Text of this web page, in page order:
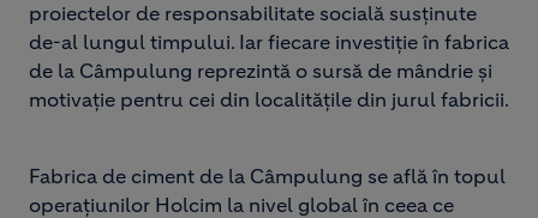
proiectelor de responsabilitate socială susținute
de-al lungul timpului. Iar fiecare investiție în fabrica
de la Câmpulung reprezintă o sursă de mândrie și
motivație pentru cei din localitățile din jurul fabricii.
Fabrica de ciment de la Câmpulung se află în topul
operațiunilor Holcim la nivel global în ceea ce